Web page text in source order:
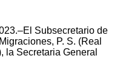
Subsecretario de
P. S. (Real
la Secretaria General